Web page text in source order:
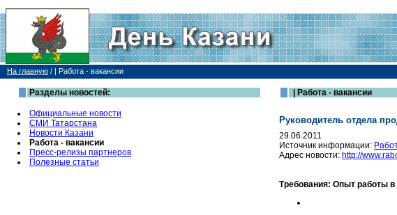
На главную / | Работа - вакансии
Разделы новостей:
Официальные новости
СМИ Татарстана
Новости Казани
Работа - вакансии
Пресс-релизы партнеров
Полезные статьи
| Работа - вакансии
Руководитель отдела
29.06.2011
Источник информации:
Адрес новости: http://
Требования: Опыт работы в